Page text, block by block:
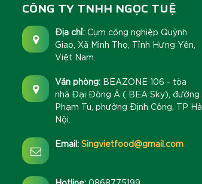
CÔNG TY TNHH NGỌC TUỆ
Địa chỉ: Cụm công nghiệp Quỳnh
Giao, Xã Minh Thọ, Tỉnh Hưng Yên,
Việt Nam.
Văn phòng: BEAZONE 106 - tòa
nhà Đại Đông Á ( BEA Sky), đường
Phạm Tu, phường Định Công, TP Hà
Nội.
Email: Singvietfood@gmail.com